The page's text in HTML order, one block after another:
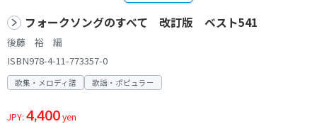
フォークソングのすべて 改訂版 ベスト541
後藤 裕 編
ISBN978-4-11-773357-0
歌集・メロディ譜 歌謡・ポピュラー
JPY: 4,400yen